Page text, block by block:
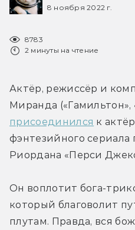
8 ноября 2022 г.
8783
2 минуты на чтение
Актёр, режиссёр и
присоединился к
фэнтезийного сериала
Риордана «Перси
Он воплотит бога-
который благоволит
плутам. Правда, вся